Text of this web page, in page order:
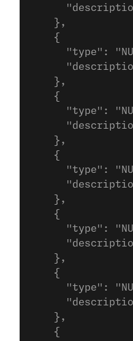
    },
    {
"type":
    },
    {
"type":
    },
    {
"type":
    },
    {
"type":
    },
    {
"type":
    },
    {